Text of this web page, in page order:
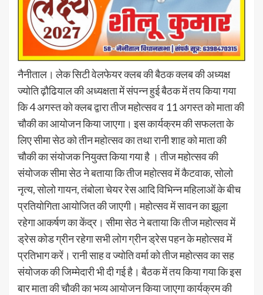
नैनीताल। लेक सिटी वेलफेयर क्लब की बैठक क्लब की अध्यक्ष
ज्योति ढ़ौढियाल की अध्यक्षता में संपन्न हुई बैठक में तय किया गया
कि 4 अगस्त को क्लब द्वारा तीज महोत्सव व 11 अगस्त को माता की
चौकी का आयोजन किया जाएगा। इस कार्यक्रम की सफलता के
लिए सीमा सेठ को तीन महोत्सव का तथा रानी शाह को माता की
चौकी का संयोजक नियुक्त किया गया है । तीज महोत्सव की
संयोजक सीमा सेठ ने बताया कि तीज महोत्सव में कैटवाक, सोलो
नृत्य, सोलो गायन, तंबोला चेयर रेस आदि विभिन्न महिलाओं के बीच
प्रतियोगिता आयोजित की जाएगी। महोत्सव में सावन का झूला
रहेगा आकर्षण का केंद्र। सीमा सेठ ने बताया कि तीज महोत्सव में
ड्रेस कोड ग्रीन रहेगा सभी लोग ग्रीन ड्रेस पहन के महोत्सव में
प्रतिभाग करें। रानी साह व ज्योति वर्मा को तीज महोत्सव का सह
संयोजक की जिम्मेदारी भी दी गई है। बैठक में तय किया गया कि इस
बार माता की चौकी का भव्य आयोजन किया जाएगा कार्यक्रम की